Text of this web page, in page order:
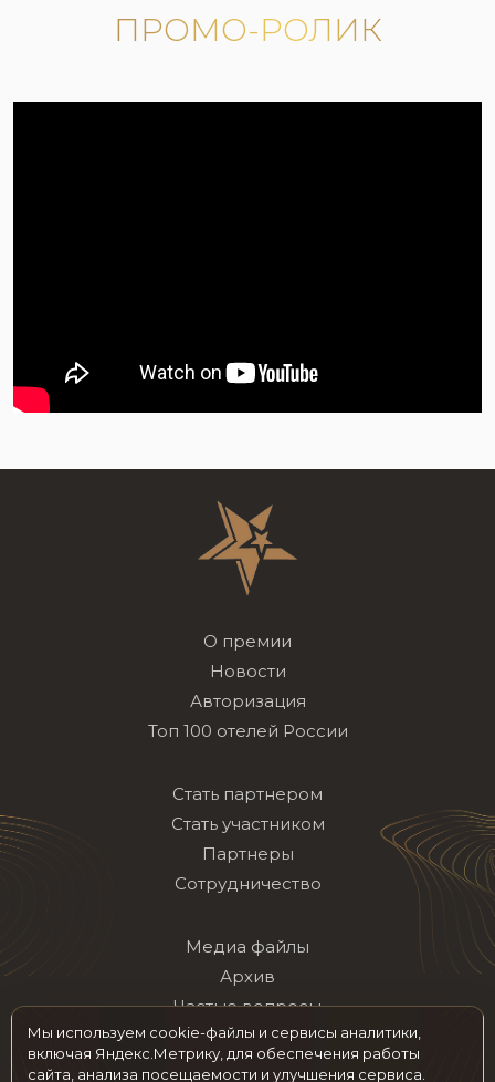
ПРОМО-РОЛИК
О премии
Новости
Авторизация
Топ 100 отелей России
Стать партнером
Стать участником
Партнеры
Сотрудничество
Медиа файлы
Архив
Частые вопросы
Контакты
Мы используем cookie-файлы и сервисы аналитики,
включая Яндекс.Метрику, для обеспечения работы
сайта, анализа посещаемости и улучшения сервиса.